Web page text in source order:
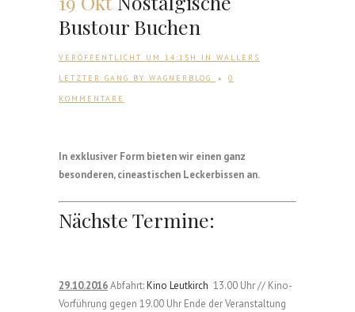
Bustour Buchen
VERÖFFENTLICHT UM 14:15H IN WALLERS
LETZTER GANG
BY WAGNERBLOG
0
KOMMENTARE
In exklusiver Form bieten wir einen ganz
besonderen, cineastischen Leckerbissen an.
Nächste Termine:
29.10.2016Abfahrt:Kino Leutkirch 13.00 Uhr // Kino-
Vorführung gegen 19.00 Uhr Ende der Veranstaltung